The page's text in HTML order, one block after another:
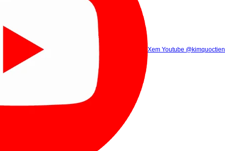
Xem Tik Tok
Gọi điện (8h00 - 21h30)
Xem Youtube @kimquoctien